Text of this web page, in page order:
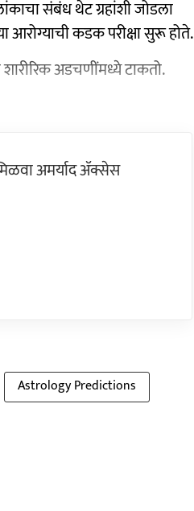
संबंध थेट ग्रहांशी जोडला
आरोग्याची कडक परीक्षा सुरू होते.
अडचणींमध्ये टाकतो.
अमर्याद ॲक्सेस
Astrology Predictions